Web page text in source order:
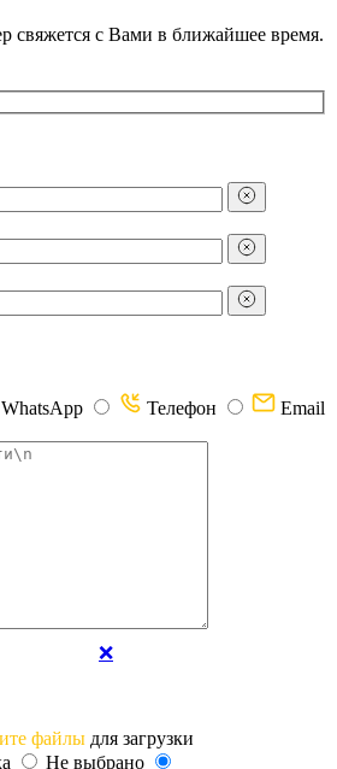
свяжется с Вами в ближайшее время.
WhatsApp Телефон
Email
❌
файлы для загрузки
Не выбрано